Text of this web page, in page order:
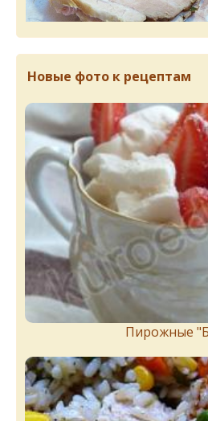
Новые фото к рецептам
Пирожныe